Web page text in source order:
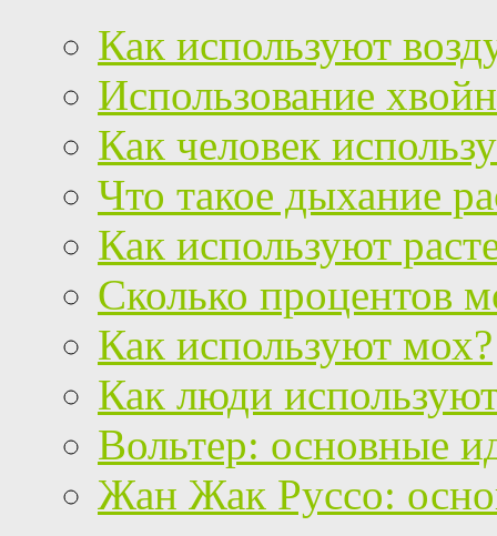
Как используют
Использование
Как человек
Что такое дыхание
Как используют
Сколько процентов
Как используют мох?
Как люди
Вольтер: основные
Жан Жак Руссо: